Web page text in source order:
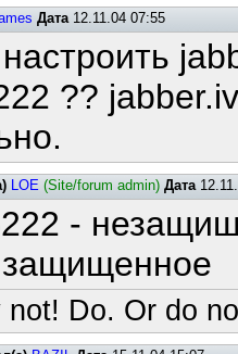
Дата12.11.04 07:55
??
LOE (Site/forum admin) Дата
-
not! Do. Or do